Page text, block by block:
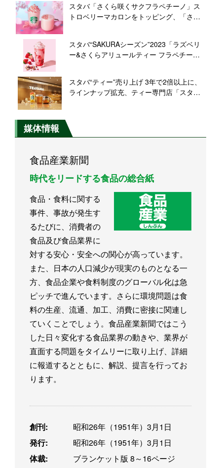
スタバ「さくら咲くサクフラペチーノ」ス
トロベリーマカロンをトッピング、「さく
クス“SAKURAシーズン2023”
スタバ“SAKURAシーズン”2023「ラズベリ
ー&さくらアリュールティー フラペチー
スタバ“ティー”売り上げ 3年で2倍以上に、
ラインナップ拡充、ティー専門店「スター
媒体情報
食品産業新聞
時代をリードする食品の総合紙
食品・食料に関する
事件、事故が発生す
るたびに、消費者の
食品及び食品業界に
対する安心・安全への関心が高っています。
また、日本の人口減少が現実のものとなる一
方、食品企業や食料制度のグローバル化は急
ピッチで進んでいます。さらに環境問題は食
料の生産、流通、加工、消費に密接に関連し
ていくことでしょう。食品産業新聞ではこう
した日々変化する食品業界の動きや、業界が
直面する問題をタイムリーに取り上げ、詳細
に報道するとともに、解説、提言を行ってお
ります。
創刊:
昭和26年（1951年）3月1日
発行:
昭和26年（1951年）3月1日
体裁:
ブランケット版 8～16ページ